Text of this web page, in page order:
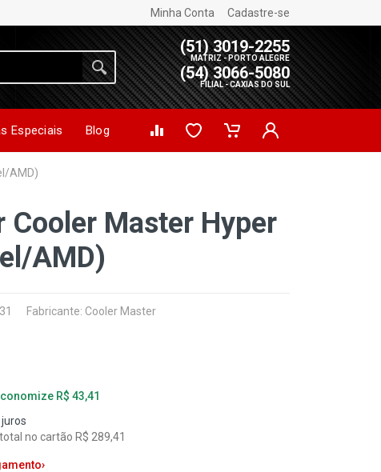
Minha Conta Cadastre-se
(51) 3019-2255
MATRIZ - PORTO ALEGRE
(54) 3066-5080
FILIAL - CAXIAS DO SUL
Especiais Blog
AMD)
Cooler Master Hyper
AMD)
Fabricante: Cooler Master
R$ 43,41
no cartão R$ 289,41
›